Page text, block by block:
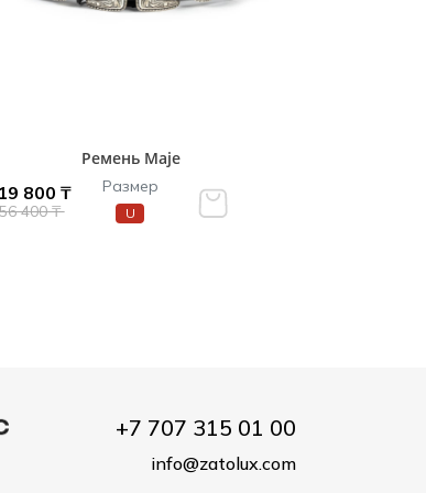
Ремень Maje
19 800 ₸
400 ₸
Размер
U
+7 707 315 01 00
info@zatolux.com